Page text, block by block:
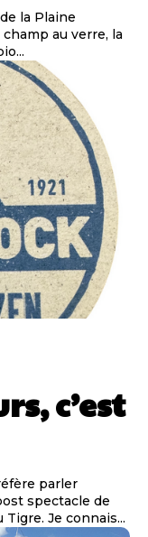
la Plaine
au verre, la
c’est
parler
Je connais...